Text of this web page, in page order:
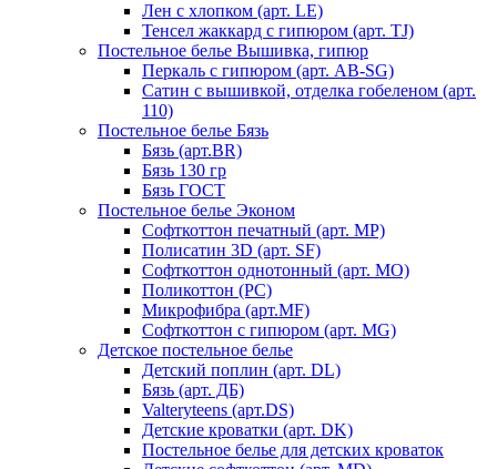
Лен с хлопком (арт. LE)
Тенсел жаккард с гипюром (арт. TJ)
Постельное белье Вышивка, гипюр
Перкаль с гипюром (арт. AB-SG)
Сатин с вышивкой, отделка гобеленом (арт.
110)
Постельное белье Бязь
Бязь (арт.BR)
Бязь 130 гр
Бязь ГОСТ
Постельное белье Эконом
Софткоттон печатный (арт. MР)
Полисатин 3D (арт. SF)
Софткоттон однотонный (арт. MO)
Поликоттон (PC)
Микрофибра (арт.MF)
Софткоттон с гипюром (арт. MG)
Детское постельное белье
Детский поплин (арт. DL)
Бязь (арт. ДБ)
Valteryteens (арт.DS)
Детские кроватки (арт. DK)
Постельное белье для детских кроваток